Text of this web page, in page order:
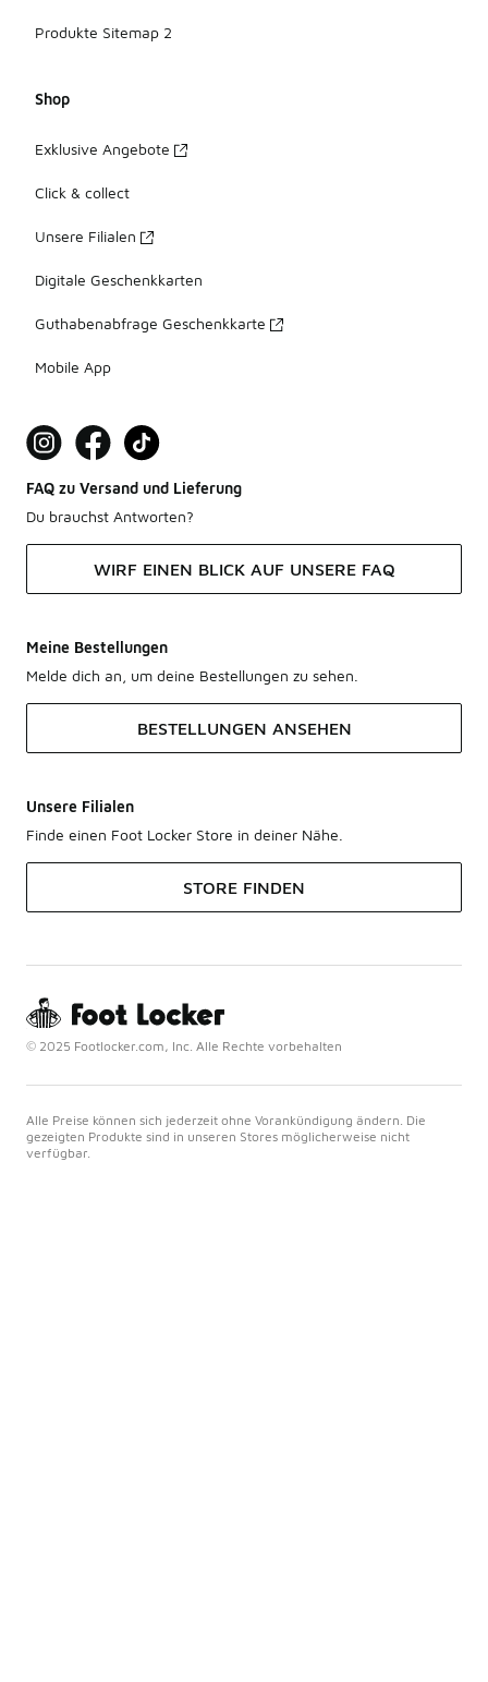
Produkte Sitemap 2
Shop
Exklusive Angebote
Click & collect
Unsere Filialen
Digitale Geschenkkarten
Guthabenabfrage Geschenkkarte
Mobile App
FAQ zu Versand und Lieferung
Du brauchst Antworten?
WIRF EINEN BLICK AUF UNSERE FAQ
Meine Bestellungen
Melde dich an, um deine Bestellungen zu sehen.
BESTELLUNGEN ANSEHEN
Unsere Filialen
Finde einen Foot Locker Store in deiner Nähe.
STORE FINDEN
© 2025 Footlocker.com, Inc. Alle Rechte vorbehalten
Alle Preise können sich jederzeit ohne Vorankündigung ändern. Die
gezeigten Produkte sind in unseren Stores möglicherweise nicht
verfügbar.